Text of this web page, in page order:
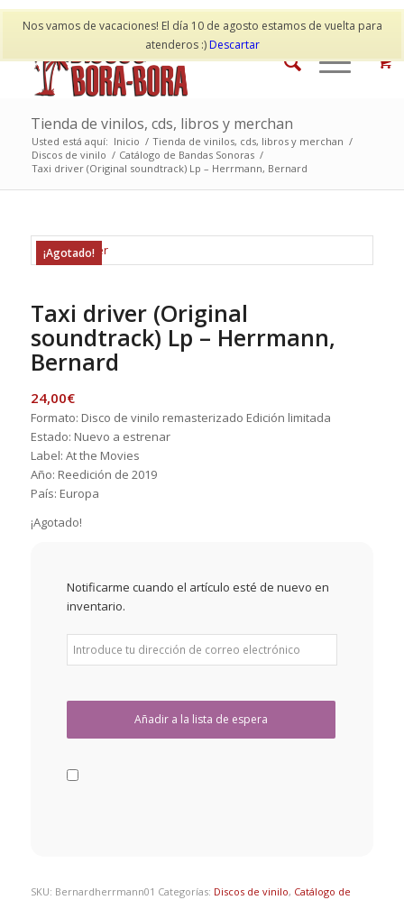
Nos vamos de vacaciones! El día 10 de agosto estamos de vuelta para
atenderos :)Descartar
Mi cuenta Contacto
Tienda de vinilos, cds, libros y merchan
Usted está aquí: Inicio / Tienda de vinilos, cds, libros y merchan /
Discos de vinilo / Catálogo de Bandas Sonoras /
Taxi driver (Original soundtrack) Lp – Herrmann, Bernard
¡Agotado!
Taxi driver (Original
soundtrack) Lp – Herrmann,
Bernard
24,00€
Formato: Disco de vinilo remasterizado Edición limitada
Estado: Nuevo a estrenar
Label: At the Movies
Año: Reedición de 2019
País: Europa
¡Agotado!
Notificarme cuando el artículo esté de nuevo en
inventario.
SKU: Bernardherrmann01 Categorías: Discos de vinilo, Catálogo de